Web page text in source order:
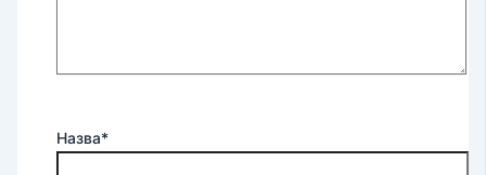
Назва*